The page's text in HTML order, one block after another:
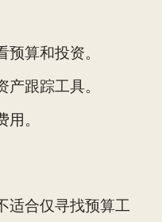
算和投资。
跟踪工具。
。
适合仅寻找预算工